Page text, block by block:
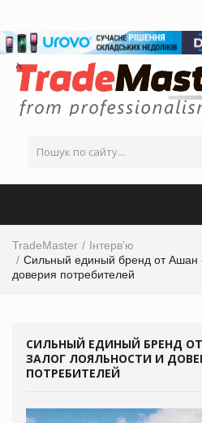
TradeMaster
Інтерв'ю
Сильный единый бренд от Ашан
доверия потребителей
СИЛЬНЫЙ ЕДИНЫЙ БРЕНД
ЗАЛОГ ЛОЯЛЬНОСТИ И
ПОТРЕБИТЕЛЕЙ